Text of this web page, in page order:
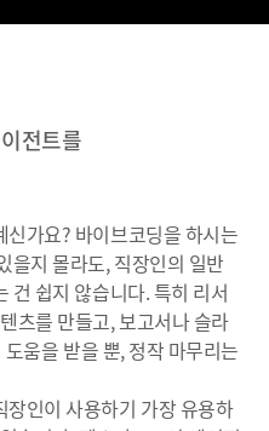
전트를
가요? 바이브코딩을 하시는
을지 몰라도, 직장인의 일반
건 쉽지 않습니다. 특히 리서
츠를 만들고, 보고서나 슬라
움을 받을 뿐, 정작 마무리는
인이 사용하기 가장 유용하